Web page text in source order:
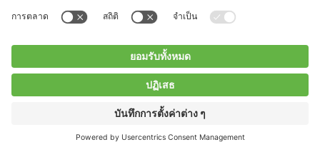
BUCHI Worldwide
Blogs
LinkedinInstagramTwitter Youtube